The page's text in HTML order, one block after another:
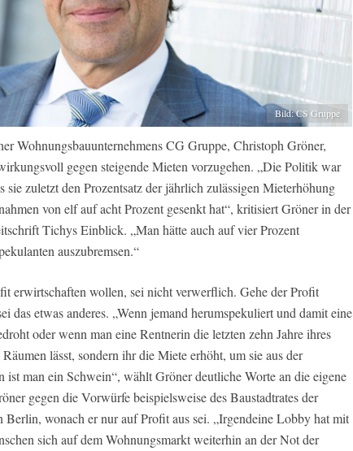
Bild: CS Gruppe
Wohnungsbauunternehmens CG Gruppe, Christoph Gröner,
gegen steigende Mieten vorzugehen. „Die Politik war
sie zuletzt den Prozentsatz der jährlich zulässigen Mieterhöhung
von elf auf acht Prozent gesenkt hat“, kritisiert Gröner in der
Tichys Einblick. „Man hätte auch auf vier Prozent
auszubremsen.“
erwirtschaften wollen, sei nicht verwerflich. Gehe der Profit
das etwas anderes. „Wenn jemand herumspekuliert und damit eine
oder wenn man eine Rentnerin die letzten zehn Jahre ihres
lässt, sondern ihr die Miete erhöht, um sie aus der
ist man ein Schwein“, wählt Gröner deutliche Worte an die eigene
gegen die Vorwürfe beispielsweise des Baustadtrates der
wonach er nur auf Profit aus sei. „Irgendeine Lobby hat mit
sich auf dem Wohnungsmarkt weiterhin an der Not der